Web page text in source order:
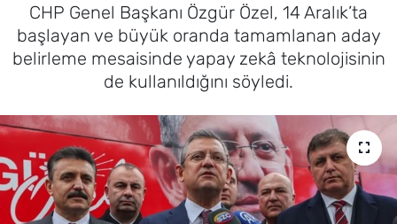
CHP Genel Başkanı Özgür Özel, 14 Aralık’ta
başlayan ve büyük oranda tamamlanan aday
belirleme mesaisinde yapay zekâ teknolojisinin
de kullanıldığını söyledi.